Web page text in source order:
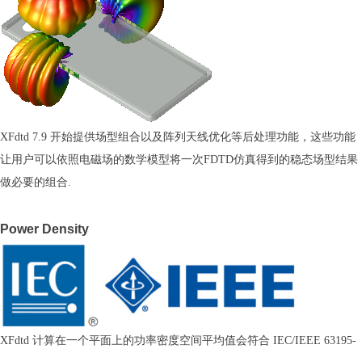
XFdtd 7.9 开始提供场型组合以及阵列天线优化等后处理功能，这些功能
让用户可以依照电磁场的数学模型将一次FDTD仿真得到的稳态场型结果
做必要的组合.
Power Density
XFdtd 计算在一个平面上的功率密度空间平均值会符合 IEC/IEEE 63195-